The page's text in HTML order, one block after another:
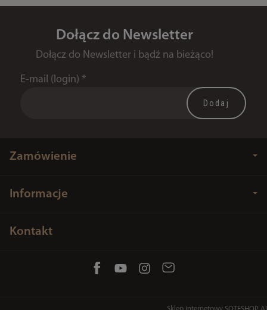
Dołącz do Newsletter
Dołącz do Newsletter i bądź na bieżąco!
E-mail (login) *
Zamówienie
Informacje
Kontakt